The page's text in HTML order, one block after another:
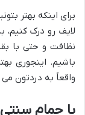
برای اینکه بهتر
لایف رو درک
نظافت و حتی با
باشیم. اینجوری
واقعاً به دردتون می
با حمام